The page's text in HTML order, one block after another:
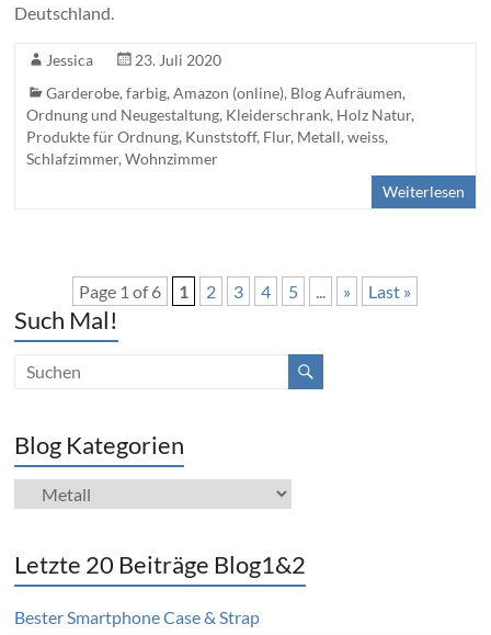
Deutschland.
Jessica
23. Juli 2020
Garderobe,farbig,Amazon (online), Blog Aufräumen,
Ordnung und Neugestaltung, Kleiderschrank, Holz Natur,
Produkte für Ordnung, Kunststoff, Flur, Metall,weiss,
Schlafzimmer,Wohnzimmer
Weiterlesen
Page 1 of 6 1 2 3 4 5 » Last »
Such Mal!
Blog Kategorien
Blog
Kategorien
Letzte 20 Beiträge Blog1&2
Bester Smartphone Case & Strap